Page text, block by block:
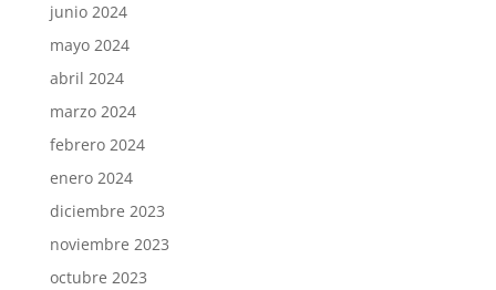
junio 2024
mayo 2024
abril 2024
marzo 2024
febrero 2024
enero 2024
diciembre 2023
noviembre 2023
octubre 2023